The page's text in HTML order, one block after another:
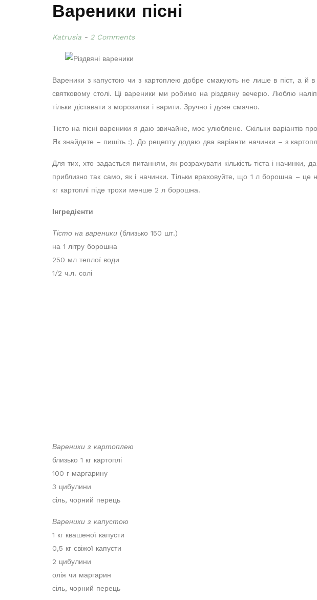
Вареники пісні
Katrusia 2 Comments
Вареники з капустою чи з картоплею добре смакують не лише в піст, а й
святковому столі. Ці вареники ми робимо на різдвяну вечерю. Люблю
тільки діставати з морозилки і варити. Зручно і дуже смачно.
Тісто на пісні вареники я даю звичайне, моє улюблене. Скільки варіантів
Як знайдете – пишіть :). До рецепту додаю два варіанти начинки – з
Для тих, хто задається питанням, як розрахувати кількість тіста і начинки,
приблизно так само, як і начинки. Тільки враховуйте, що 1 л борошна – це
кг картоплі піде трохи менше 2 л борошна.
Інгредієнти
Тісто на вареники (близько 150 шт.)
на 1 літру борошна
250 мл теплої води
1/2 ч.л. солі
Вареники з картоплею
близько 1 кг картоплі
100 г маргарину
3 цибулини
сіль, чорний перець
Вареники з капустою
1 кг квашеної капусти
0,5 кг свіжої капусти
2 цибулини
олія чи маргарин
сіль, чорний перець